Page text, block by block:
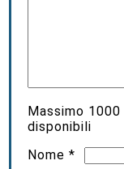
Massimo 1000
disponibili
Nome*